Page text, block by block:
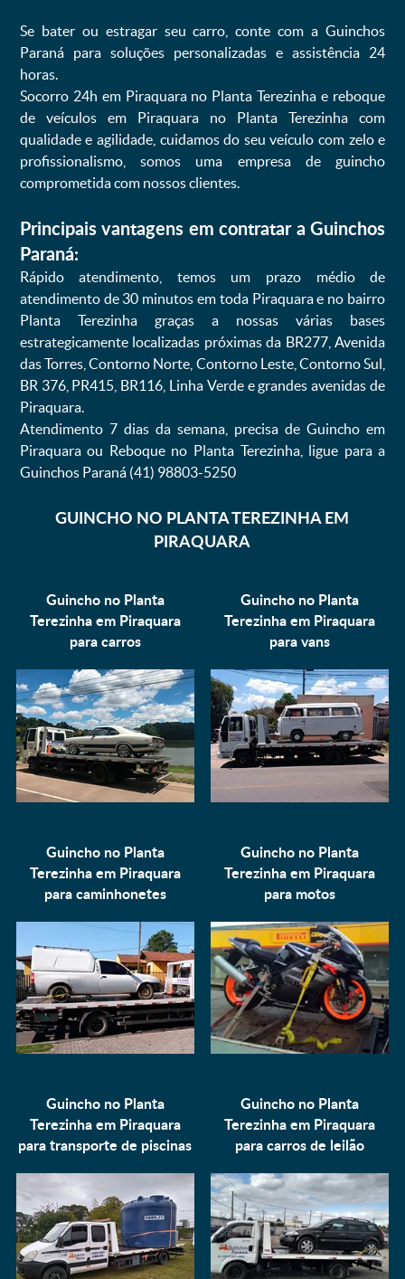
Se bater ou estragar seu carro, conte com a Guinchos
Paraná para soluções personalizadas e assistência 24
horas.
Socorro 24h em Piraquara no Planta Terezinha e reboque
de veículos em Piraquara no Planta Terezinha com
qualidade e agilidade, cuidamos do seu veículo com zelo e
profissionalismo, somos uma empresa de guincho
comprometida com nossos clientes.
Principais vantagens em contratar a Guinchos
Paraná:
Rápido atendimento, temos um prazo médio de
atendimento de 30 minutos em toda Piraquara e no bairro
Planta Terezinha graças a nossas várias bases
estrategicamente localizadas próximas da BR277, Avenida
das Torres, Contorno Norte, Contorno Leste, Contorno Sul,
BR 376, PR415, BR116, Linha Verde e grandes avenidas de
Piraquara.
Atendimento 7 dias da semana, precisa de Guincho em
Piraquara ou Reboque no Planta Terezinha, ligue para a
Guinchos Paraná (41) 98803-5250
GUINCHO NO PLANTA TEREZINHA EM
PIRAQUARA
Guincho no Planta
Terezinha em Piraquara
paracarros
Guincho no Planta
Terezinha em Piraquara
paravans
Guincho no Planta
Terezinha em Piraquara
paracaminhonetes
Guincho no Planta
Terezinha em Piraquara
para motos
Guincho no Planta
Terezinha em Piraquara
paratransporte de piscinas
Guincho no Planta
Terezinha em Piraquara
paracarros de leilão